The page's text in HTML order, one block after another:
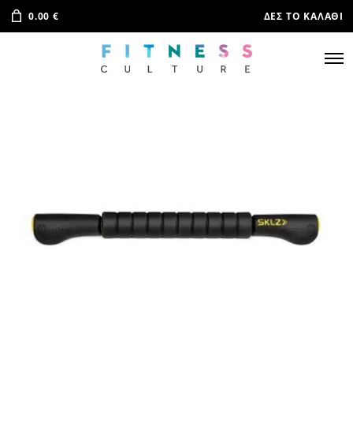
0.00 € ΔΕΣ ΤΟ ΚΑΛΆΘΙ